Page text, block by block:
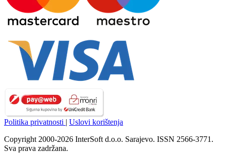
Politika privatnosti | Uslovi korištenja
Copyright 2000-2026 InterSoft d.o.o. Sarajevo. ISSN 2566-3771.
Sva prava zadržana.